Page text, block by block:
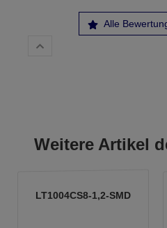
Alle
Weitere Artikel
LT1004CS8-1,2-SMD